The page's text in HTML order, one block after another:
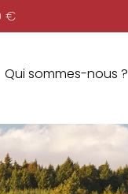
€
Qui sommes-nous ?